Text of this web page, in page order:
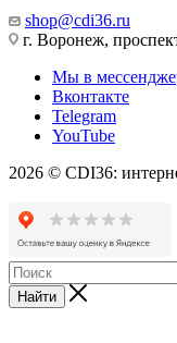
shop@cdi36.ru
г. Воронеж,
Мы в
Вконтакте
Telegram
YouTube
2026 © CDI36:
Найти